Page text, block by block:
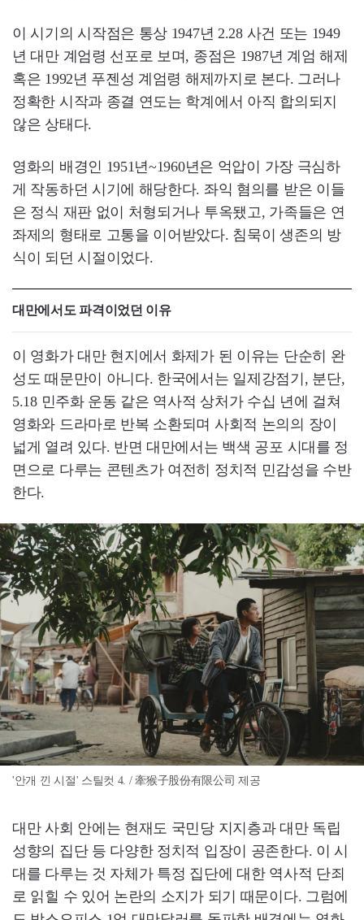
이 시기의 시작점은 통상 1947년 2.28 사건 또는 1949
년 대만 계엄령 선포로 보며, 종점은 1987년 계엄 해제
혹은 1992년 푸젠성 계엄령 해제까지로 본다. 그러나
정확한 시작과 종결 연도는 학계에서 아직 합의되지
않은 상태다.
영화의 배경인 1951년~1960년은 억압이 가장 극심하
게 작동하던 시기에 해당한다. 좌익 혐의를 받은 이들
은 정식 재판 없이 처형되거나 투옥됐고, 가족들은 연
좌제의 형태로 고통을 이어받았다. 침묵이 생존의 방
식이 되던 시절이었다.
대만에서도 파격이었던 이유
이 영화가 대만 현지에서 화제가 된 이유는 단순히 완
성도 때문만이 아니다. 한국에서는 일제강점기, 분단,
5.18 민주화 운동 같은 역사적 상처가 수십 년에 걸쳐
영화와 드라마로 반복 소환되며 사회적 논의의 장이
넓게 열려 있다. 반면 대만에서는 백색 공포 시대를 정
면으로 다루는 콘텐츠가 여전히 정치적 민감성을 수반
한다.
'안개 낀 시절' 스틸컷 4. / 牽猴子股份有限公司 제공
대만 사회 안에는 현재도 국민당 지지층과 대만 독립
성향의 집단 등 다양한 정치적 입장이 공존한다. 이 시
대를 다루는 것 자체가 특정 집단에 대한 역사적 단죄
로 읽힐 수 있어 논란의 소지가 되기 때문이다. 그럼에